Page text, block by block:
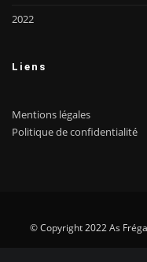
2022
Liens
Mentions légales
Politique de confidentialité
© Copyright 2022 As